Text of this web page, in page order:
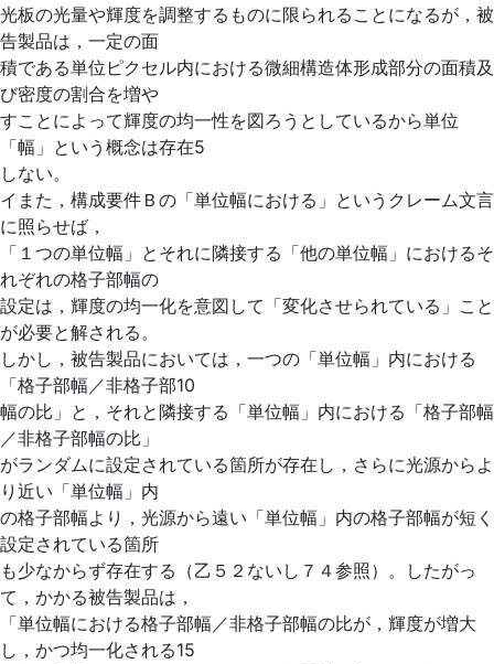
光板の光量や輝度を調整するものに限られることになるが，被
告製品は，一定の面
積である単位ピクセル内における微細構造体形成部分の面積及
び密度の割合を増や
すことによって輝度の均一性を図ろうとしているから単位
「幅」という概念は存在5
しない。
イまた，構成要件Ｂの「単位幅における」というクレーム文言
に照らせば，
「１つの単位幅」とそれに隣接する「他の単位幅」におけるそ
れぞれの格子部幅の
設定は，輝度の均一化を意図して「変化させられている」こと
が必要と解される。
しかし，被告製品においては，一つの「単位幅」内における
「格子部幅／非格子部10
幅の比」と，それと隣接する「単位幅」内における「格子部幅
／非格子部幅の比」
がランダムに設定されている箇所が存在し，さらに光源からよ
り近い「単位幅」内
の格子部幅より，光源から遠い「単位幅」内の格子部幅が短く
設定されている箇所
も少なからず存在する（乙５２ないし７４参照）。したがっ
て，かかる被告製品は，
「単位幅における格子部幅／非格子部幅の比が，輝度が増大
し，かつ均一化される15